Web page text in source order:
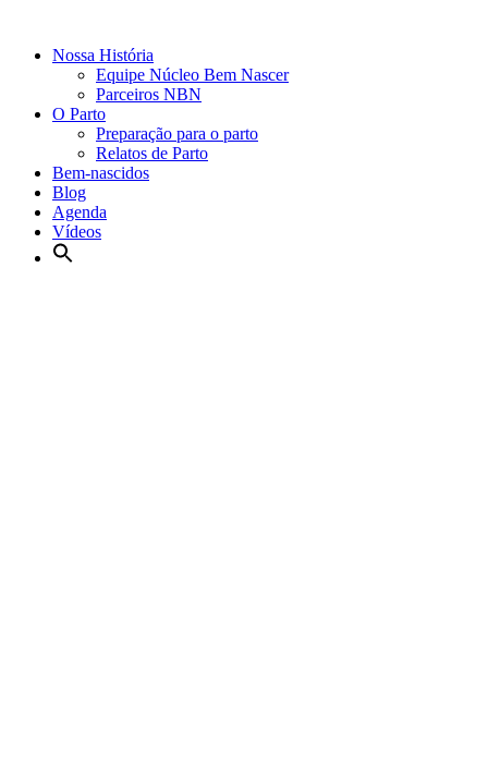
Nossa História
Equipe Núcleo Bem Nascer
Parceiros NBN
O Parto
Preparação para o parto
Relatos de Parto
Bem-nascidos
Blog
Agenda
Vídeos